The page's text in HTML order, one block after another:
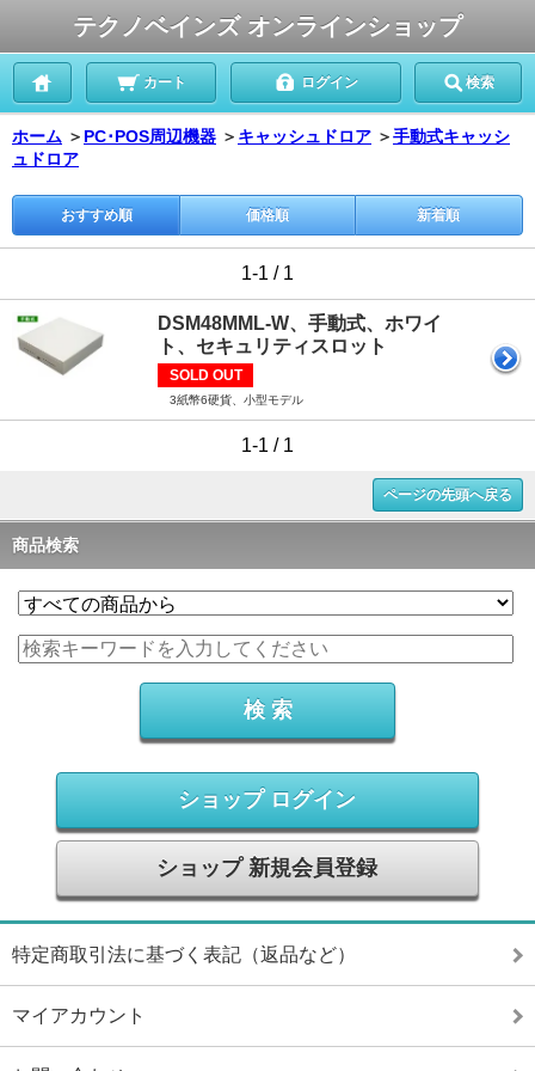
テクノベインズ オンラインショップ
カート ログイン 検索
ホーム ＞ PC･POS周辺機器 ＞ キャッシュドロア ＞手動式キャッシ
ュドロア
おすすめ順 価格順 新着順
1-1 / 1
DSM48MML-W、手動式、ホワイ
ト、セキュリティスロット
SOLD OUT
3紙幣6硬貨、小型モデル
1-1 / 1
ページの先頭へ戻る
商品検索
ショップ ログイン
ショップ 新規会員登録
特定商取引法に基づく表記（返品など）
マイアカウント